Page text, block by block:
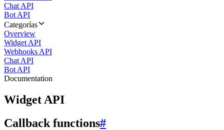
Chat API
Bot API
Categorías
Overview
Widget API
Webhooks API
Chat API
Bot API
Documentation
Widget API
Callback functions#